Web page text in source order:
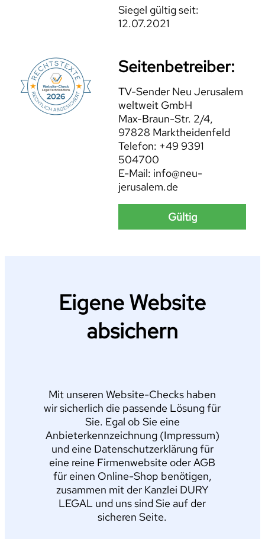
Siegel gültig seit:
12.07.2021
Seitenbetreiber:
TV-Sender Neu Jerusalem
weltweit GmbH
Max-Braun-Str. 2/4,
97828 Marktheidenfeld
Telefon: +49 9391
504700
E-Mail: info@neu-
jerusalem.de
Gültig
Eigene Website
absichern
Mit unseren Website-Checks haben
wir sicherlich die passende Lösung für
Sie. Egal ob Sie eine
Anbieterkennzeichnung (Impressum)
und eine Datenschutzerklärung für
eine reine Firmenwebsite oder AGB
für einen Online-Shop benötigen,
zusammen mit der Kanzlei DURY
LEGAL und uns sind Sie auf der
sicheren Seite.